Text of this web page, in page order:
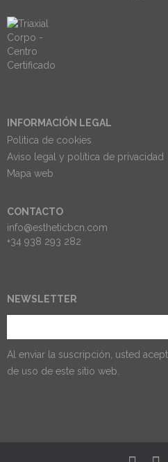
INFORMACIÓN LEGAL
Politica de cookies
Aviso legal y política de privacidad
Mapa web
CONTACTO
info@estheticbcn.com
+34 938 293 282
NEWSLETTER
Al enviar la suscripción, usted
de uso de este sitio web.